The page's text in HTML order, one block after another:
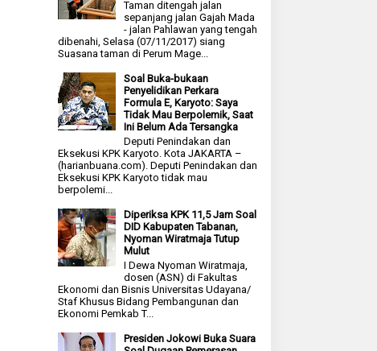
Taman ditengah jalan
sepanjang jalan Gajah Mada
- jalan Pahlawan yang tengah
dibenahi, Selasa (07/11/2017) siang
Suasana taman di Perum Mage...
Soal Buka-bukaan
Penyelidikan Perkara
Formula E, Karyoto: Saya
Tidak Mau Berpolemik, Saat
Ini Belum Ada Tersangka
Deputi Penindakan dan
Eksekusi KPK Karyoto. Kota JAKARTA –
(harianbuana.com). Deputi Penindakan dan
Eksekusi KPK Karyoto tidak mau
berpolemi...
Diperiksa KPK 11,5 Jam Soal
DID Kabupaten Tabanan,
Nyoman Wiratmaja Tutup
Mulut
I Dewa Nyoman Wiratmaja,
dosen (ASN) di Fakultas
Ekonomi dan Bisnis Universitas Udayana/
Staf Khusus Bidang Pembangunan dan
Ekonomi Pemkab T...
Presiden Jokowi Buka Suara